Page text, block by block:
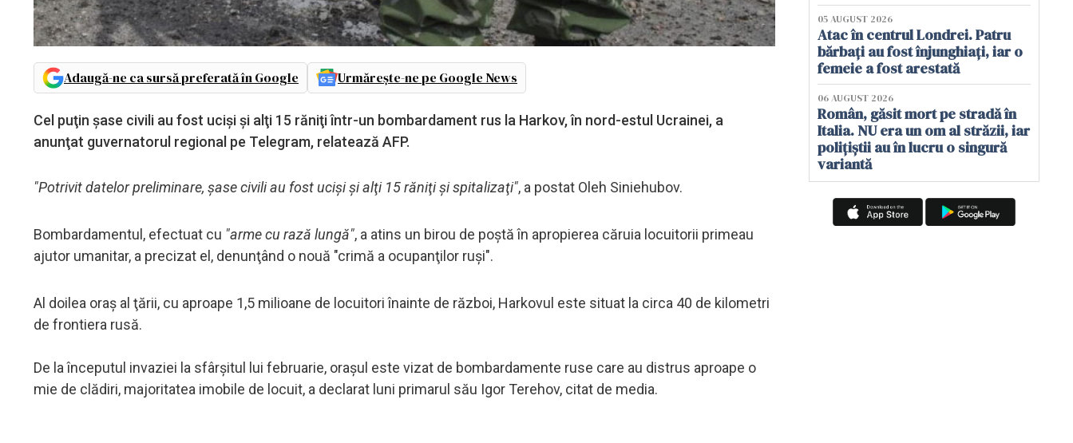
Adaugă-ne ca sursă preferată în Google Urmărește-ne pe Google News
Cel puţin şase civili au fost ucişi şi alţi 15 răniţi într-un bombardament rus la Harkov, în nord-estul Ucrainei, a
anunţat guvernatorul regional pe Telegram, relatează AFP.
"Potrivit datelor preliminare, şase civili au fost ucişi şi alţi 15 răniţi şi spitalizaţi", a postat Oleh Siniehubov.
Bombardamentul, efectuat cu "arme cu rază lungă", a atins un birou de poştă în apropierea căruia locuitorii primeau
ajutor umanitar, a precizat el, denunţând o nouă "crimă a ocupanţilor ruşi".
Al doilea oraş al ţării, cu aproape 1,5 milioane de locuitori înainte de război, Harkovul este situat la circa 40 de kilometri
de frontiera rusă.
De la începutul invaziei la sfârşitul lui februarie, oraşul este vizat de bombardamente ruse care au distrus aproape o
mie de clădiri, majoritatea imobile de locuit, a declarat luni primarul său Igor Terehov, citat de media.
05 AUGUST 2026
Atac în centrul Londrei. Patru
bărbați au fost înjunghiați, iar o
femeie a fost arestată
06 AUGUST 2026
Român, găsit mort pe stradă în
Italia. NU era un om al străzii, iar
polițiștii au în lucru o singură
variantă